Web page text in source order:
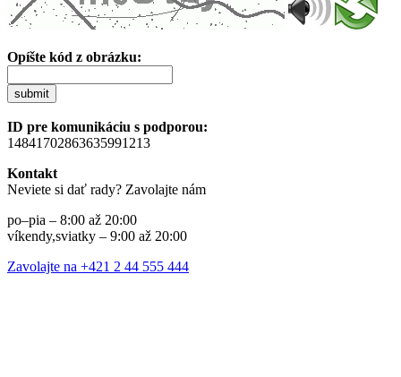
Opíšte kód z obrázku:
submit
ID pre komunikáciu s podporou:
14841702863635991213
Kontakt
Neviete si dať rady? Zavolajte nám
po–pia – 8:00 až 20:00
víkendy,sviatky – 9:00 až 20:00
Zavolajte na +421 2 44 555 444